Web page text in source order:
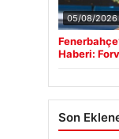
05/08/2026
Haberi:
Son